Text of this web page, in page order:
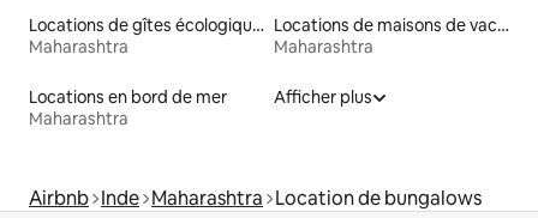
Locations de gîtes écologiques
Maharashtra
Locations de maisons de vacances
Maharashtra
Locations en bord de mer
Maharashtra
Afficher plus
Airbnb Inde Maharashtra Location de bungalows